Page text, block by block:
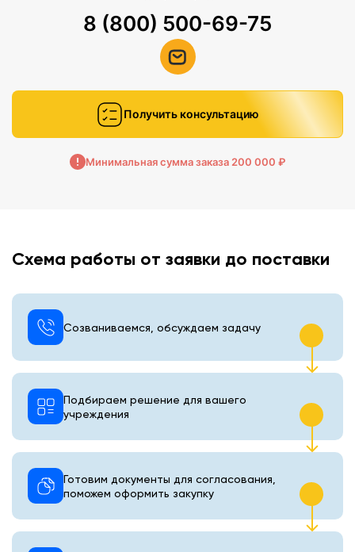
8 (800) 500-69-75
Получить консультацию
Минимальная сумма заказа 200 000 ₽
Схема работы от заявки до поставки
Созваниваемся, обсуждаем задачу
Подбираем решение для вашего
учреждения
Готовим документы для согласования,
поможем оформить закупку